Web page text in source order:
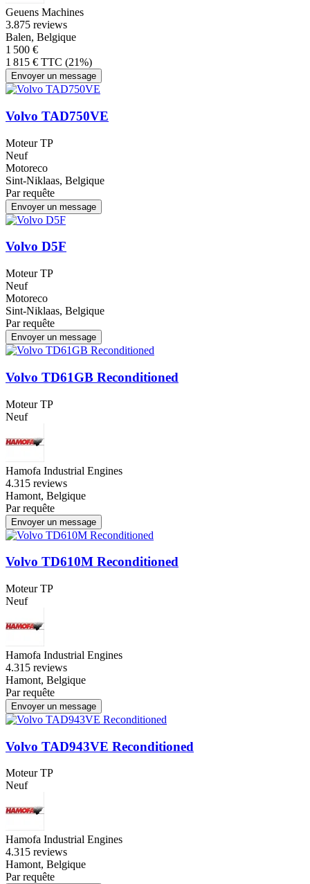
Geuens Machines
3.875 reviews
Balen, Belgique
1 500 €
1 815 € TTC (21%)
Envoyer un message
Volvo TAD750VE
Moteur TP
Neuf
Motoreco
Sint-Niklaas, Belgique
Par requête
Envoyer un message
Volvo D5F
Moteur TP
Neuf
Motoreco
Sint-Niklaas, Belgique
Par requête
Envoyer un message
Volvo TD61GB Reconditioned
Moteur TP
Neuf
Hamofa Industrial Engines
4.315 reviews
Hamont, Belgique
Par requête
Envoyer un message
Volvo TD610M Reconditioned
Moteur TP
Neuf
Hamofa Industrial Engines
4.315 reviews
Hamont, Belgique
Par requête
Envoyer un message
Volvo TAD943VE Reconditioned
Moteur TP
Neuf
Hamofa Industrial Engines
4.315 reviews
Hamont, Belgique
Par requête